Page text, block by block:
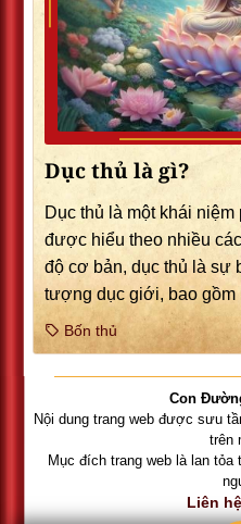
Dục thủ là gì?
Dục thủ là một khái
được hiểu theo nhiều
độ cơ bản, dục thủ là sự
tượng dục giới, bao gồm
Bốn thủ
Con
Nội dung trang web được sưu
trên
Mục đích trang web là lan tỏa
Liên